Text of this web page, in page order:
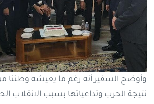
وأوضح السفير أنه رغم ما يعيشه
نتيجة الحرب وتداعياتها بسبب الانقلاب